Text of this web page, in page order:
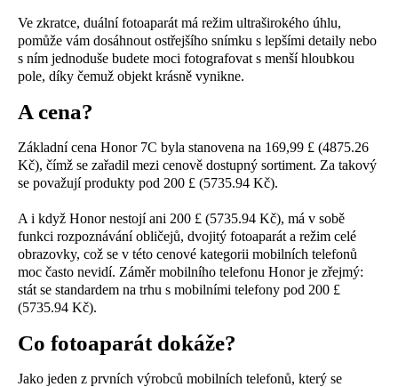
Ve zkratce, duální fotoaparát má režim ultraširokého úhlu,
pomůže vám dosáhnout ostřejšího snímku s lepšími detaily nebo
s ním jednoduše budete moci fotografovat s menší hloubkou
pole, díky čemuž objekt krásně vynikne.
A cena?
Základní cena Honor 7C byla stanovena na 169,99 £ (4875.26
Kč), čímž se zařadil mezi cenově dostupný sortiment. Za takový
se považují produkty pod 200 £ (5735.94 Kč).
A i když Honor nestojí ani 200 £ (5735.94 Kč), má v sobě
funkci rozpoznávání obličejů, dvojitý fotoaparát a režim celé
obrazovky, což se v této cenové kategorii mobilních telefonů
moc často nevidí. Záměr mobilního telefonu Honor je zřejmý:
stát se standardem na trhu s mobilními telefony pod 200 £
(5735.94 Kč).
Co fotoaparát dokáže?
Jako jeden z prvních výrobců mobilních telefonů, který se